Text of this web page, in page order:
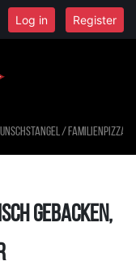
Log in Register
/ Familienpizza
gebacken,